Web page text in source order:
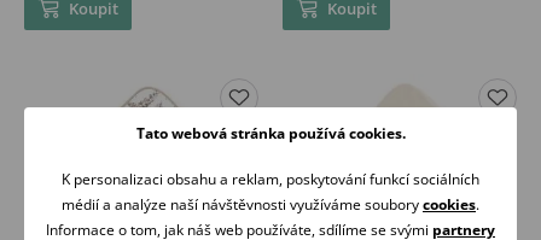
Koupit Koupit
Tato webová stránka používá cookies.
K personalizaci obsahu a reklam, poskytování funkcí sociálních
médií a analýze naší návštěvnosti využíváme souborycookies.
Informace o tom, jak náš web používáte, sdílíme se svými partnery